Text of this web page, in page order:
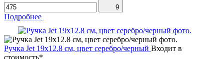
9
Подробнее
Ручка Jet 19х12.8 см, цвет серебро/черный Входит в